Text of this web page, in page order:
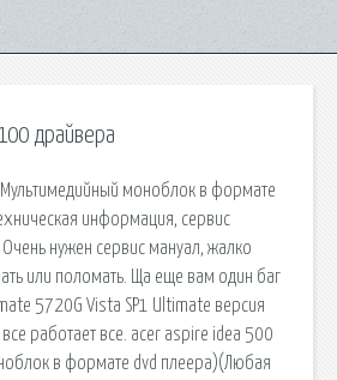
драйвера
моноблок в формате
информация, сервис
нужен сервис мануал, жалко
или поломать. Ща еще вам один баг
5720G Vista SP1 Ultimate версия
работает все. acer aspire idea 500
в формате dvd плеера)(Любая